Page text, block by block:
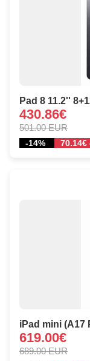
Pad 8 11.2''
430.86€
501.00 EUR
-14%
iPad mini (A17
619.00€
689.00 EUR